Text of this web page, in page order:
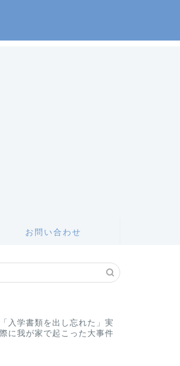
お問い合わせ
「入学書類を出し忘れた」実
際に我が家で起こった大事件